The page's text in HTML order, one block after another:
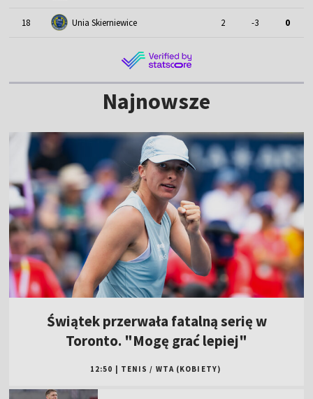
18 Unia Skierniewice 2 -3 0
Najnowsze
Świątek przerwała fatalną serię w
Toronto. "Mogę grać lepiej"
12:50 TENIS / WTA (KOBIETY)